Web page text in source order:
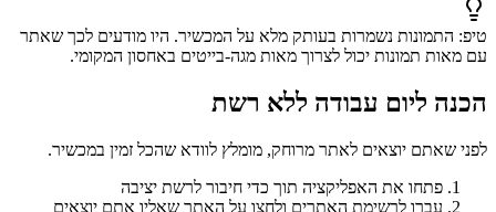
טיפ: התמונות נשמרות בעותק מלא על המכשיר. היו מודעים לכך שאתר
עם מאות תמונות יכול לצרוך מאות מגה-בייטים באחסון המקומי.
הכנה ליום עבודה ללא רשת
לפני שאתם יוצאים לאתר מרוחק, מומלץ לוודא שהכל זמין במכשיר.
פתחו את האפליקציה תוך כדי חיבור לרשת יציבה
עברו לרשימת האתרים ולחצו על האתר שאליו אתם יוצאים